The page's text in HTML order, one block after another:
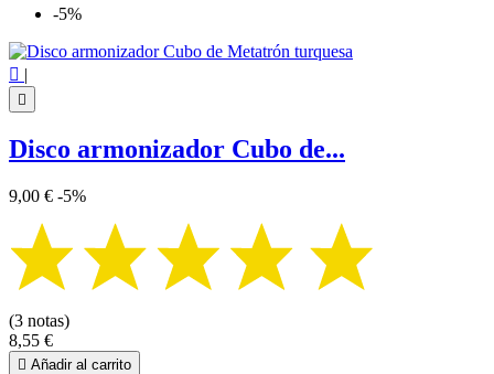
-5%
 |

Disco armonizador Cubo de...
9,00 € -5%
(3 notas)
8,55 €
 Añadir al carrito